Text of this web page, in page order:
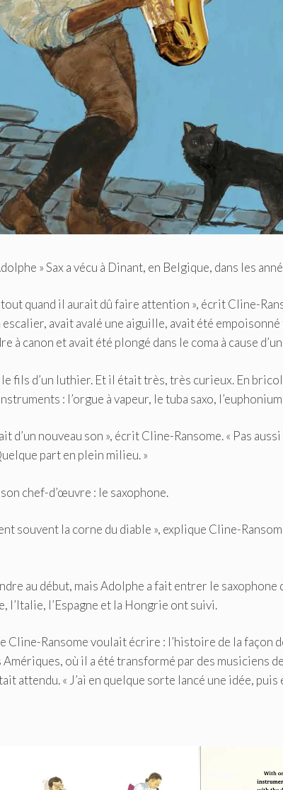
» Sax a vécu à Dinant, en Belgique, dans les
quand il aurait dû faire attention », écrit Cline-
escalier, avait avalé une aiguille, avait été
à canon et avait été plongé dans le coma à cause
fils d’un luthier. Et il était très, très curieux. En
: l’orgue à vapeur, le tuba saxo,
d’un nouveau son », écrit Cline-Ransome. « Pas
part en plein milieu. »
chef-d’œuvre : le saxophone.
souvent la corne du diable », explique Cline-
au début, mais Adolphe a fait entrer le
l’Italie, l’Espagne et la Hongrie ont suivi.
Cline-Ransome voulait écrire : l’histoire de la façon
où il a été transformé par des musiciens
attendu. « J’ai en quelque sorte lancé une idée,